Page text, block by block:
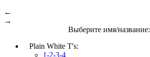
←
→
Выберите имя/название:
Plain White T's:
1-2-3-4